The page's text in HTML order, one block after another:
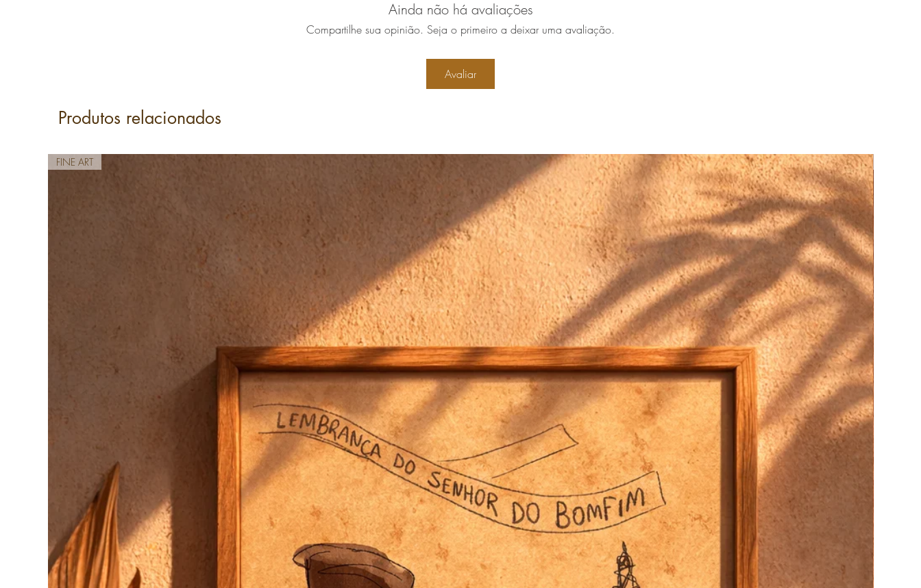
Ainda não há avaliações
Compartilhe sua opinião. Seja o primeiro a deixar uma avaliação.
Avaliar
Produtos relacionados
FINE ART